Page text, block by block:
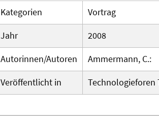
Kategorien
Vortrag
Jahr
2008
Autorinnen/Autoren
Ammermann, C.:
Veröffentlicht in
Technologieforen